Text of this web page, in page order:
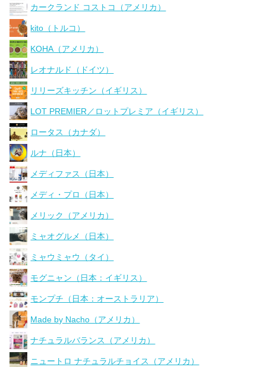
カークランド コストコ（アメリカ）
kito（トルコ）
KOHA（アメリカ）
レオナルド（ドイツ）
リリーズキッチン（イギリス）
LOT PREMIER／ロットプレミア（イギリス）
ロータス（カナダ）
ルナ（日本）
メディファス（日本）
メディ・プロ（日本）
メリック（アメリカ）
ミャオグルメ（日本）
ミャウミャウ（タイ）
モグニャン（日本：イギリス）
モンプチ（日本：オーストラリア）
Made by Nacho（アメリカ）
ナチュラルバランス（アメリカ）
ニュートロ ナチュラルチョイス（アメリカ）